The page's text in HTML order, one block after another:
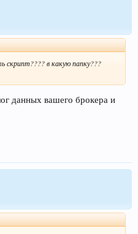
скрипт???? в какую папку???
данных вашего брокера и